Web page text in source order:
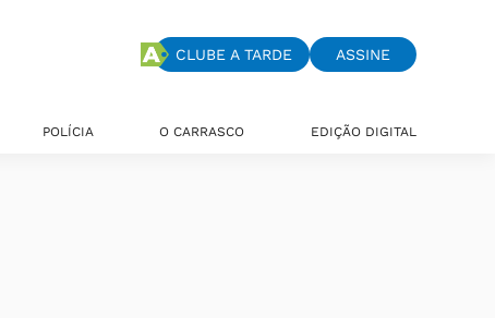
CLUBE A TARDE ASSINE
POLÍCIA O CARRASCO EDIÇÃO DIGITAL